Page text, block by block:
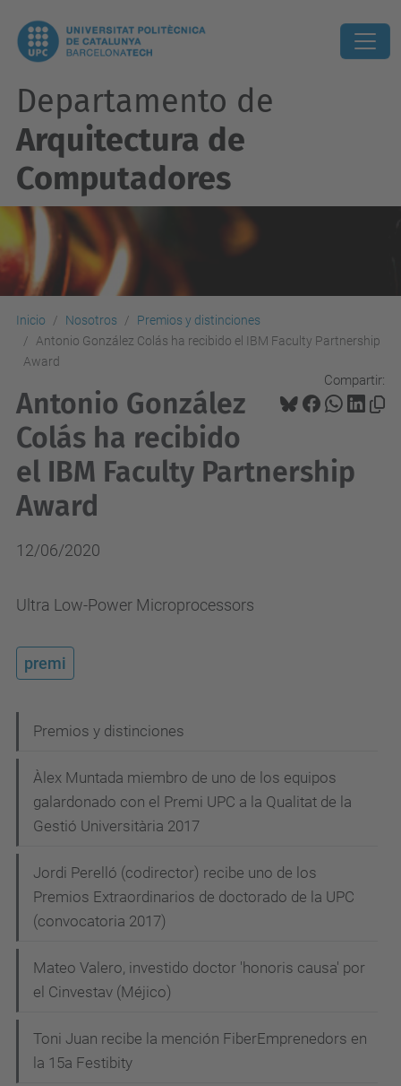
Departamento de
Arquitectura de
Computadores
Inicio Nosotros
Premios y distinciones
Antonio González Colás ha recibido el IBM Faculty Partnership
Award
Compartir:
Antonio González
Colás ha recibido
el IBM Faculty Partnership
Award
12/06/2020
Ultra Low-Power Microprocessors
premi
a
g
i
n
Premios y distinciones
Àlex Muntada miembro de uno de los equipos
galardonado con el Premi UPC a la Qualitat de la
Gestió Universitària 2017
Jordi Perelló (codirector) recibe uno de los
Premios Extraordinarios de doctorado de la UPC
(convocatoria 2017)
Mateo Valero, investido doctor 'honoris causa' por
el Cinvestav (Méjico)
Toni Juan recibe la mención FiberEmprenedors en
la 15a Festibity